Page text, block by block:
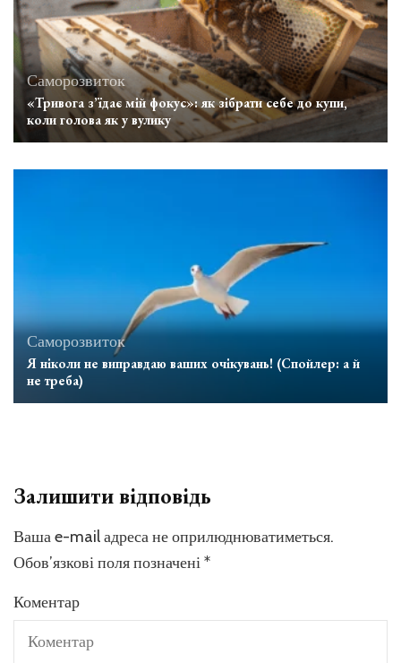
Саморозвиток
«Тривога з’їдає мій фокус»: як зібрати себе до купи,
коли голова як у вулику
Саморозвиток
Я ніколи не виправдаю ваших очікувань! (Спойлер: а й
не треба)
Залишити відповідь
Ваша e-mail адреса не оприлюднюватиметься.
Обов’язкові поля позначені*
Коментар